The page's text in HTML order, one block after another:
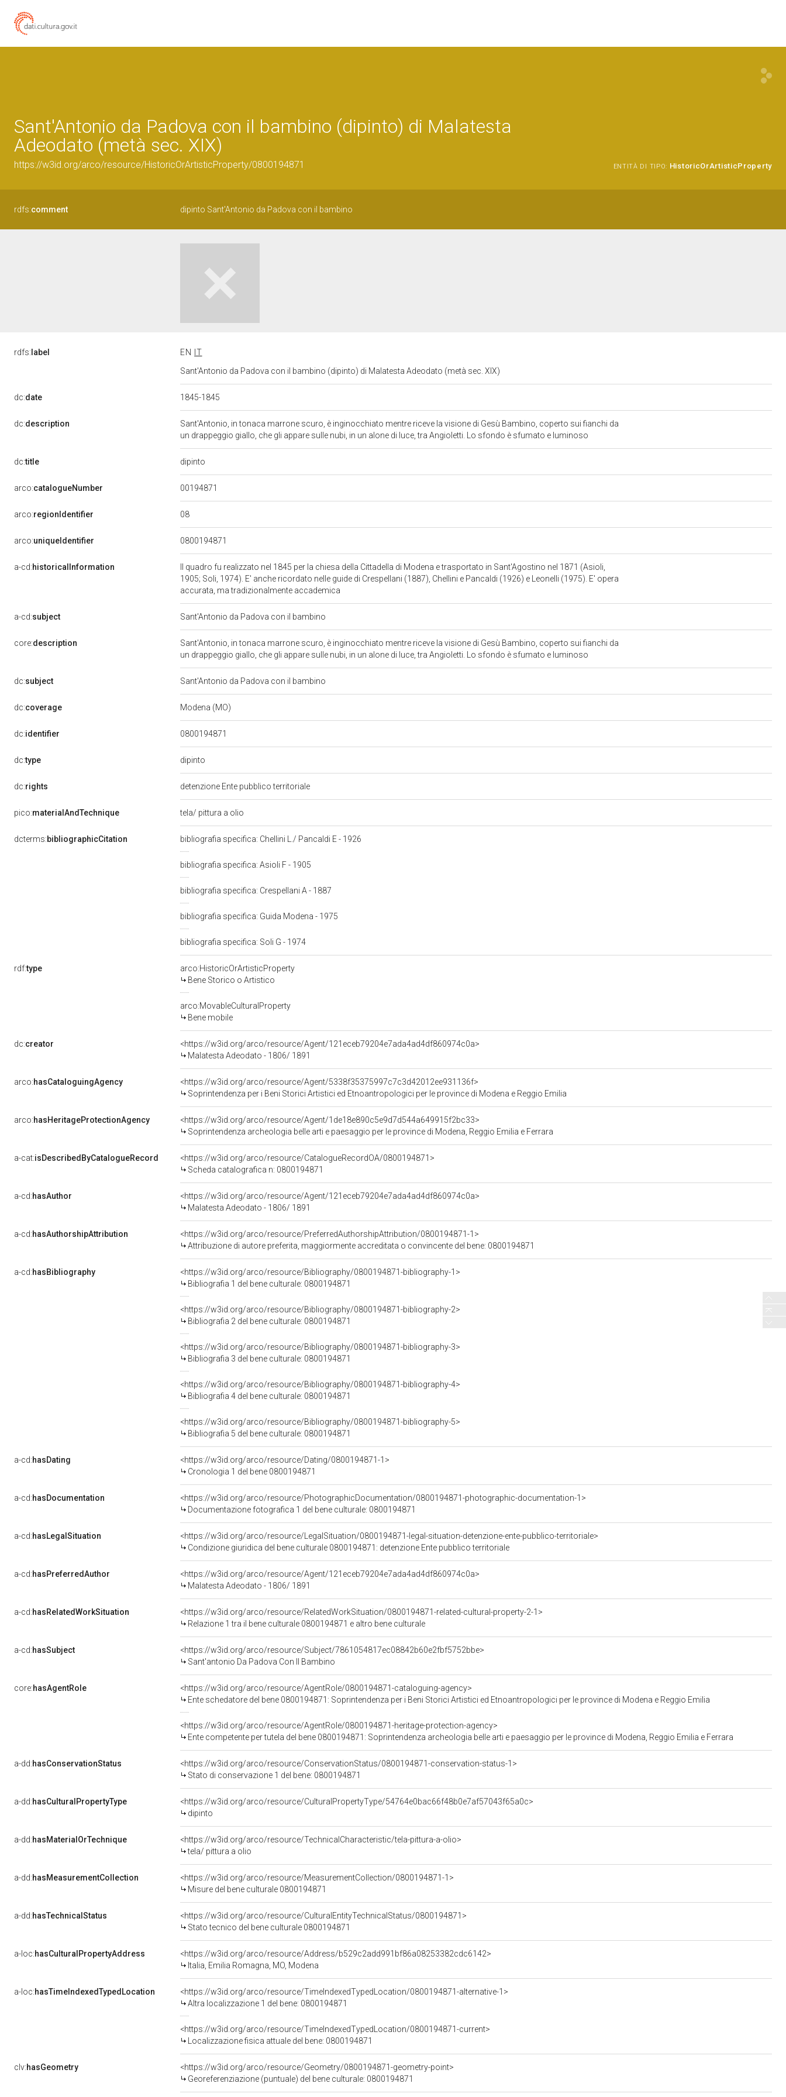
Sant'Antonio da Padova con il bambino (dipinto) di Malatesta
Adeodato (metà sec. XIX)
https://w3id.org/arco/resource/HistoricOrArtisticProperty/0800194871 ENTITÀ DI TIPO: HistoricOrArtisticProperty
rdfs:comment dipinto Sant'Antonio da Padova con il bambino
rdfs: label EN
IT
Sant'Antonio da Padova con il bambino (dipinto) di Malatesta Adeodato (metà sec. XIX)
dc:date 1845-1845
dc:description
Sant'Antonio, in tonaca marrone scuro, è inginocchiato mentre riceve la visione di Gesù Bambino, coperto sui fianchi da
un drappeggio giallo, che gli appare sulle nubi, in un alone di luce, tra Angioletti. Lo sfondo è sfumato e luminoso
dc:title dipinto
arco:catalogueNumber 00194871
arco:regionIdentifier 08
arco:uniqueIdentifier 0800194871
a-cd:historicalInformation
Il quadro fu realizzato nel 1845 per la chiesa della Cittadella di Modena e trasportato in Sant'Agostino nel 1871 (Asioli,
1905; Soli, 1974). E' anche ricordato nelle guide di Crespellani (1887), Chellini e Pancaldi (1926) e Leonelli (1975). E' opera
accurata, ma tradizionalmente accademica
a-cd:subject Sant'Antonio da Padova con il bambino
core:description
Sant'Antonio, in tonaca marrone scuro, è inginocchiato mentre riceve la visione di Gesù Bambino, coperto sui fianchi da
un drappeggio giallo, che gli appare sulle nubi, in un alone di luce, tra Angioletti. Lo sfondo è sfumato e luminoso
dc:subject Sant'Antonio da Padova con il bambino
dc:coverage Modena (MO)
dc:identifier 0800194871
dc:type dipinto
dc:rights detenzione Ente pubblico territoriale
pico:materialAndTechnique tela/ pittura a olio
dcterms:bibliographicCitation bibliografia specifica: Chellini L./ Pancaldi E - 1926
bibliografia specifica: Asioli F - 1905
bibliografia specifica: Crespellani A - 1887
bibliografia specifica: Guida Modena - 1975
bibliografia specifica: Soli G - 1974
rdf:type
arco:HistoricOrArtisticProperty
Bene Storico o Artistico
arco:MovableCulturalProperty
Bene mobile
dc:creator
<https://w3id.org/arco/resource/Agent/121eceb79204e7ada4ad4df860974c0a>
Malatesta Adeodato - 1806/ 1891
arco:hasCataloguingAgency
<https://w3id.org/arco/resource/Agent/5338f35375997c7c3d42012ee931136f>
Soprintendenza per i Beni Storici Artistici ed Etnoantropologici per le province di Modena e Reggio Emilia
arco:hasHeritageProtectionAgency
<https://w3id.org/arco/resource/Agent/1de18e890c5e9d7d544a649915f2bc33>
Soprintendenza archeologia belle arti e paesaggio per le province di Modena, Reggio Emilia e Ferrara
a-cat:isDescribedByCatalogueRecord
<https://w3id.org/arco/resource/CatalogueRecordOA/0800194871>
Scheda catalografica n: 0800194871
a-cd:hasAuthor
<https://w3id.org/arco/resource/Agent/121eceb79204e7ada4ad4df860974c0a>
Malatesta Adeodato - 1806/ 1891
a-cd:hasAuthorshipAttribution
<https://w3id.org/arco/resource/PreferredAuthorshipAttribution/0800194871-1>
Attribuzione di autore preferita, maggiormente accreditata o convincente del bene: 0800194871
a-cd:hasBibliography
<https://w3id.org/arco/resource/Bibliography/0800194871-bibliography-1>
Bibliografia 1 del bene culturale: 0800194871
<https://w3id.org/arco/resource/Bibliography/0800194871-bibliography-2>
Bibliografia 2 del bene culturale: 0800194871
<https://w3id.org/arco/resource/Bibliography/0800194871-bibliography-3>
Bibliografia 3 del bene culturale: 0800194871
<https://w3id.org/arco/resource/Bibliography/0800194871-bibliography-4>
Bibliografia 4 del bene culturale: 0800194871
<https://w3id.org/arco/resource/Bibliography/0800194871-bibliography-5>
Bibliografia 5 del bene culturale: 0800194871
a-cd:hasDating
<https://w3id.org/arco/resource/Dating/0800194871-1>
Cronologia 1 del bene 0800194871
a-cd:hasDocumentation
<https://w3id.org/arco/resource/PhotographicDocumentation/0800194871-photographic-documentation-1>
Documentazione fotografica 1 del bene culturale: 0800194871
a-cd:hasLegalSituation
<https://w3id.org/arco/resource/LegalSituation/0800194871-legal-situation-detenzione-ente-pubblico-territoriale>
Condizione giuridica del bene culturale 0800194871: detenzione Ente pubblico territoriale
a-cd:hasPreferredAuthor
<https://w3id.org/arco/resource/Agent/121eceb79204e7ada4ad4df860974c0a>
Malatesta Adeodato - 1806/ 1891
a-cd:hasRelatedWorkSituation
<https://w3id.org/arco/resource/RelatedWorkSituation/0800194871-related-cultural-property-2-1>
Relazione 1 tra il bene culturale 0800194871 e altro bene culturale
a-cd:hasSubject
<https://w3id.org/arco/resource/Subject/7861054817ec08842b60e2fbf5752bbe>
Sant'antonio Da Padova Con Il Bambino
core:hasAgentRole
<https://w3id.org/arco/resource/AgentRole/0800194871-cataloguing-agency>
Ente schedatore del bene 0800194871: Soprintendenza per i Beni Storici Artistici ed Etnoantropologici per le province di Modena e Reggio Emilia
<https://w3id.org/arco/resource/AgentRole/0800194871-heritage-protection-agency>
Ente competente per tutela del bene 0800194871: Soprintendenza archeologia belle arti e paesaggio per le province di Modena, Reggio Emilia e Ferrara
a-dd:hasConservationStatus
<https://w3id.org/arco/resource/ConservationStatus/0800194871-conservation-status-1>
Stato di conservazione 1 del bene: 0800194871
a-dd:hasCulturalPropertyType
<https://w3id.org/arco/resource/CulturalPropertyType/54764e0bac66f48b0e7af57043f65a0c>
dipinto
a-dd:hasMaterialOrTechnique
<https://w3id.org/arco/resource/TechnicalCharacteristic/tela-pittura-a-olio>
tela/ pittura a olio
a-dd:hasMeasurementCollection
<https://w3id.org/arco/resource/MeasurementCollection/0800194871-1>
Misure del bene culturale 0800194871
a-dd:hasTechnicalStatus
<https://w3id.org/arco/resource/CulturalEntityTechnicalStatus/0800194871>
Stato tecnico del bene culturale 0800194871
a-loc:hasCulturalPropertyAddress
<https://w3id.org/arco/resource/Address/b529c2add991bf86a08253382cdc6142>
Italia, Emilia Romagna, MO, Modena
a-loc:hasTimeIndexedTypedLocation
<https://w3id.org/arco/resource/TimeIndexedTypedLocation/0800194871-alternative-1>
Altra localizzazione 1 del bene: 0800194871
<https://w3id.org/arco/resource/TimeIndexedTypedLocation/0800194871-current>
Localizzazione fisica attuale del bene: 0800194871
clv:hasGeometry
<https://w3id.org/arco/resource/Geometry/0800194871-geometry-point>
Georeferenziazione (puntuale) del bene culturale: 0800194871